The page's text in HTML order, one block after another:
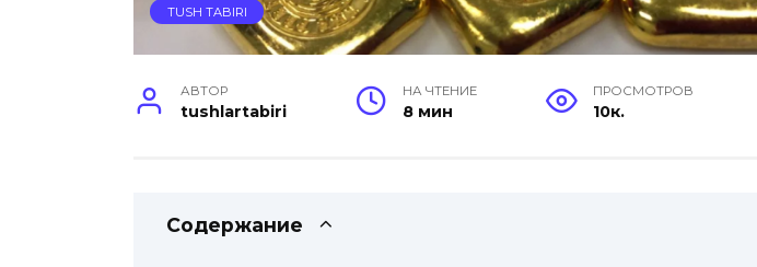
TUSH TABIRI
АВТОР
tushlartabiri
НА ЧТЕНИЕ
8 мин
ПРОСМОТРОВ
10к.
Содержание